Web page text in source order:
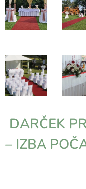
DARČEK
– IZBA